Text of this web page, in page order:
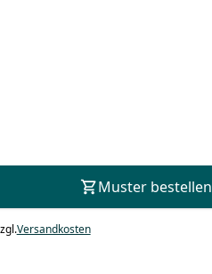
Muster bestellen
Versandkosten